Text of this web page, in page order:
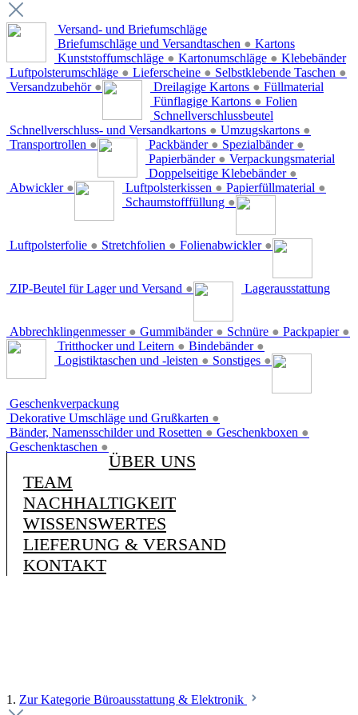
Versand- und Briefumschläge
Briefumschläge und Versandtaschen ●
Kunststoffumschläge ● Kartonumschläge ●
Luftpolsterumschläge ● Lieferscheine ● Selbstklebende Taschen ●
Versandzubehör ●
Kartons
Dreilagige Kartons ●
Fünflagige Kartons ●
Schnellverschluss- und Versandkartons ● Umzugskartons ●
Transportrollen ●
Klebebänder
Packbänder ● Spezialbänder ●
Papierbänder ●
Doppelseitige Klebebänder ●
Abwickler ●
Füllmaterial
Luftpolsterkissen ● Papierfüllmaterial ●
Schaumstofffüllung ●
Folien
Luftpolsterfolie ● Stretchfolien ● Folienabwickler ●
Schnellverschlussbeutel
ZIP-Beutel für Lager und Versand ●
Verpackungsmaterial
Abbrechklingenmesser ● Gummibänder ● Schnüre ● Packpapier ●
Lagerausstattung
Tritthocker und Leitern ● Bindebänder ●
Logistiktaschen und -leisten ● Sonstiges ●
Geschenkverpackung
Dekorative Umschläge und Grußkarten ●
Bänder, Namensschilder und Rosetten ● Geschenkboxen ●
Geschenktaschen ●
ÜBER UNS
TEAM
NACHHALTIGKEIT
WISSENSWERTES
LIEFERUNG & VERSAND
KONTAKT
1. Zur Kategorie Büroausstattung & Elektronik